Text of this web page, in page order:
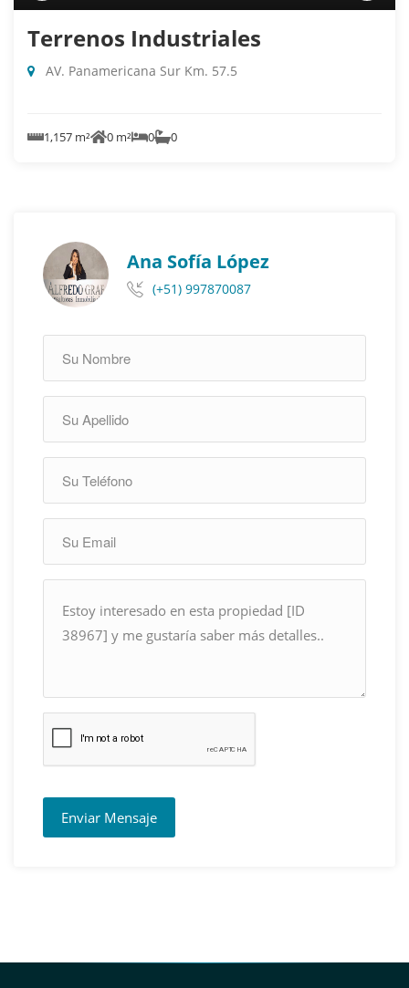
Terrenos Industriales
AV. Panamericana Sur Km. 57.5
1,157 m² 0 m² 0 0
Ana Sofía López
(+51) 997870087
Enviar Mensaje